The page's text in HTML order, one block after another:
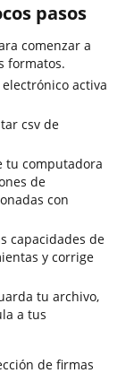
pasos
comenzar a
formatos.
activa
csv de
tu computadora
de
con
capacidades de
y corrige
tu archivo,
a tus
de firmas